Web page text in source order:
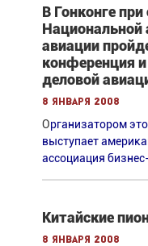
В Гонконге
Национальной
авиации
конференция
деловой
8 января 2008
Организатором
выступает
aссоциация
Китайские
8 января 2008